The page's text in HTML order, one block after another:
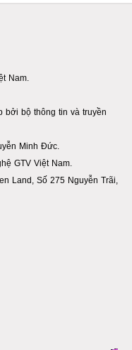
Nam.
bởi bộ thông tin và truyền
Minh Đức.
GTV Việt Nam.
Land, Số 275 Nguyễn Trãi,